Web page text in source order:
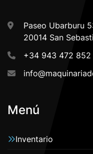
Paseo Ubarburu
20014 San
+34 943 472 852
Menú
Inventario